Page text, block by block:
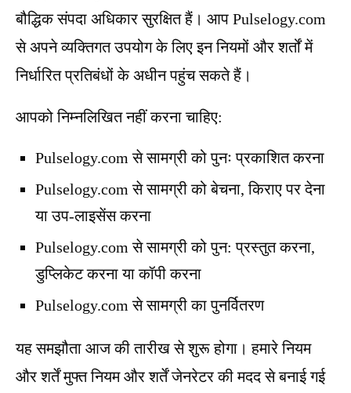
बौद्धिक संपदा अधिकार सुरक्षित हैं। आप Pulselogy.com
से अपने व्यक्तिगत उपयोग के लिए इन नियमों और शर्तों में
निर्धारित प्रतिबंधों के अधीन पहुंच सकते हैं।
आपको निम्नलिखित नहीं करना चाहिए:
Pulselogy.com से सामग्री को पुनः प्रकाशित करना
Pulselogy.com से सामग्री को बेचना, किराए पर देना
या उप-लाइसेंस करना
Pulselogy.com से सामग्री को पुन: प्रस्तुत करना,
डुप्लिकेट करना या कॉपी करना
Pulselogy.com से सामग्री का पुनर्वितरण
यह समझौता आज की तारीख से शुरू होगा। हमारे नियम
और शर्तें मुफ्त नियम और शर्तें जेनरेटर की मदद से बनाई गई